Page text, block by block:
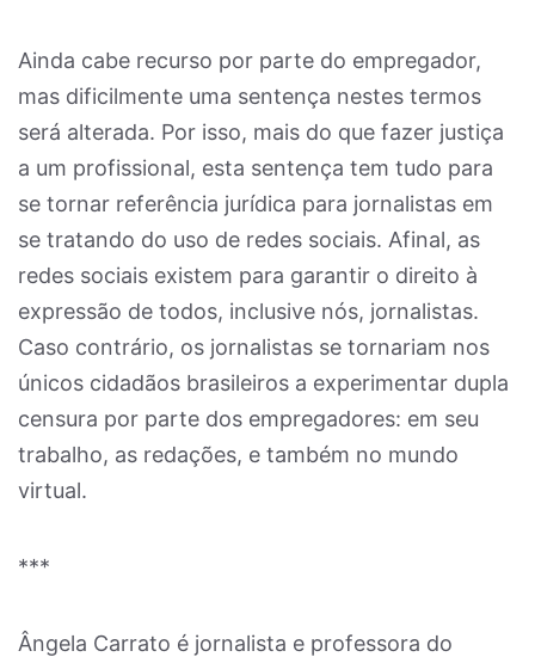
Ainda cabe recurso por parte do empregador,
mas dificilmente uma sentença nestes termos
será alterada. Por isso, mais do que fazer justiça
a um profissional, esta sentença tem tudo para
se tornar referência jurídica para jornalistas em
se tratando do uso de redes sociais. Afinal, as
redes sociais existem para garantir o direito à
expressão de todos, inclusive nós, jornalistas.
Caso contrário, os jornalistas se tornariam nos
únicos cidadãos brasileiros a experimentar dupla
censura por parte dos empregadores: em seu
trabalho, as redações, e também no mundo
virtual.
***
Ângela Carrato é jornalista e professora do